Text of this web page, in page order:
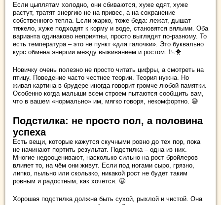
Если цыплятам холодно, они сбиваются, хуже едят, хуже
растут, тратят энергию не на привес, а на сохранение
собственного тепла. Если жарко, тоже беда: лежат, дышат
тяжело, хуже подходят к корму и воде, становятся вялыми. Оба
варианта одинаково неприятны, просто выглядят по-разному. То
есть температура – это не пункт «для галочки». Это буквально
курс обмена энергии между выживанием и ростом. 📉🐥
Новичку очень полезно не просто читать цифры, а смотреть на
птицу. Поведение часто честнее теории. Теория нужна. Но
живая картина в брудере иногда говорит громче любой памятки.
Особенно когда малыши всем строем пытаются сообщить вам,
что в вашем «нормально» им, мягко говоря, некомфортно. 😅
Подстилка: не просто пол, а половина
успеха
Есть вещи, которые кажутся скучными ровно до тех пор, пока
не начинают портить результат. Подстилка – одна из них.
Многие недооценивают, насколько сильно на рост бройлеров
влияет то, на чём они живут. Если под ногами сыро, грязно,
липко, пыльно или скользко, никакой рост не будет таким
ровным и радостным, как хочется. 😬
Хорошая подстилка должна быть сухой, рыхлой и чистой. Она